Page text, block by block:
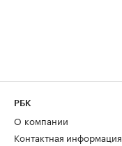
РБК
О компании
Контактная информация